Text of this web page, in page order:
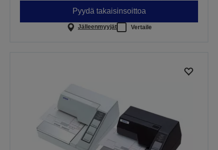
Pyydä takaisinsoittoa
Jälleenmyyjät Vertaile